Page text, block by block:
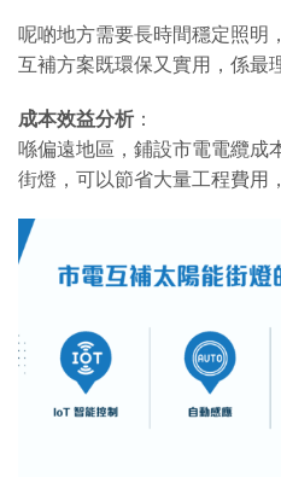
呢啲地方需要長時間穩定照明
互補方案既環保又實用，係最
成本效益分析 ：
喺偏遠地區，鋪設市電電纜成
街燈，可以節省大量工程費用